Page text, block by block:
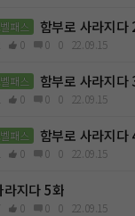
패스 함부로 사라지다
0 0 0 22.09.15
패스 함부로 사라지다
0 0 0 22.09.15
패스 함부로 사라지다
0 0 0 22.09.15
라지다 5화
0 0 0 22.09.15